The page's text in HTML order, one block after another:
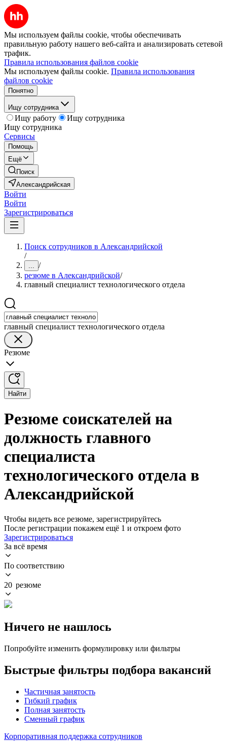
Мы используем файлы cookie, чтобы обеспечивать
правильную работу нашего веб-сайта и анализировать сетевой
трафик.
Правила использования файлов cookie
Мы используем файлы cookie. Правила использования
файлов cookie
Понятно
Ищу сотрудника
Ищу работу
Ищу сотрудника
Ищу сотрудника
Сервисы
Помощь
Ещё
Поиск
Александрийская
Войти
Войти
Зарегистрироваться
Поиск сотрудников в Александрийской
/
... /
резюме в Александрийской/
главный специалист технологического отдела
главный специалист технологического отдела
Резюме
Найти
Резюме соискателей на
должность главного
специалиста
технологического отдела в
Александрийской
Чтобы видеть все резюме, зарегистрируйтесь
После регистрации покажем ещё 1 и откроем фото
Зарегистрироваться
За всё время
По соответствию
20 резюме
Ничего не нашлось
Попробуйте изменить формулировку или фильтры
Быстрые фильтры подбора вакансий
Частичная занятость
Гибкий график
Полная занятость
Сменный график
Корпоративная поддержка сотрудников